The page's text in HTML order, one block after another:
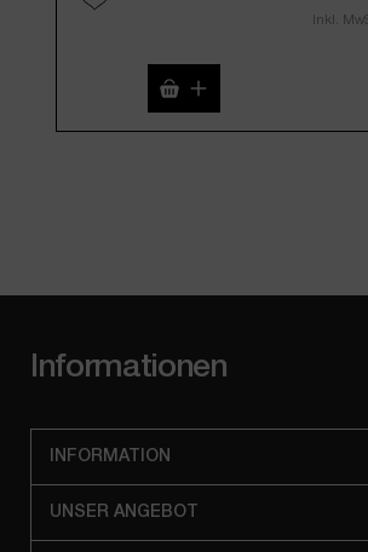
Inkl.
Produkt Anzahl: Gib
Informationen
INFORMATION
UNSER ANGEBOT